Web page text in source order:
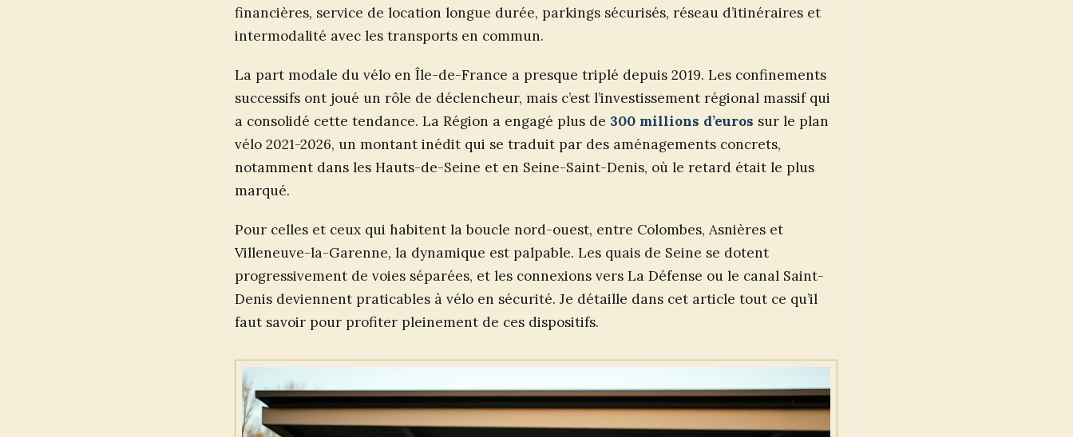
financières, service de location longue durée, parkings sécurisés, réseau d’itinéraires et
intermodalité avec les transports en commun.
La part modale du vélo en Île-de-France a presque triplé depuis 2019. Les confinements
successifs ont joué un rôle de déclencheur, mais c’est l’investissement régional massif qui
a consolidé cette tendance. La Région a engagé plus de 300 millions d’euros sur le plan
vélo 2021-2026, un montant inédit qui se traduit par des aménagements concrets,
notamment dans les Hauts-de-Seine et en Seine-Saint-Denis, où le retard était le plus
marqué.
Pour celles et ceux qui habitent la boucle nord-ouest, entre Colombes, Asnières et
Villeneuve-la-Garenne, la dynamique est palpable. Les quais de Seine se dotent
progressivement de voies séparées, et les connexions vers La Défense ou le canal Saint-
Denis deviennent praticables à vélo en sécurité. Je détaille dans cet article tout ce qu’il
faut savoir pour profiter pleinement de ces dispositifs.